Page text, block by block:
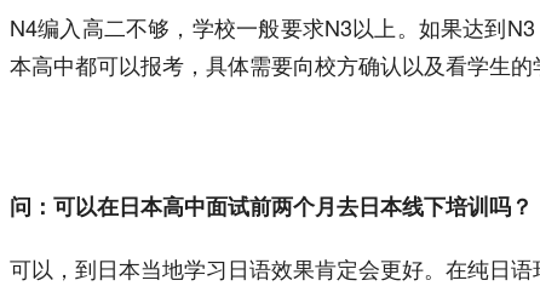
N4编入高二不够，学校一般要求N3以上。如果达到
本高中都可以报考，具体需要向校方确认以及看学生的
问：可以在日本高中面试前两个月去日本线下培训吗？
可以，到日本当地学习日语效果肯定会更好。在纯日